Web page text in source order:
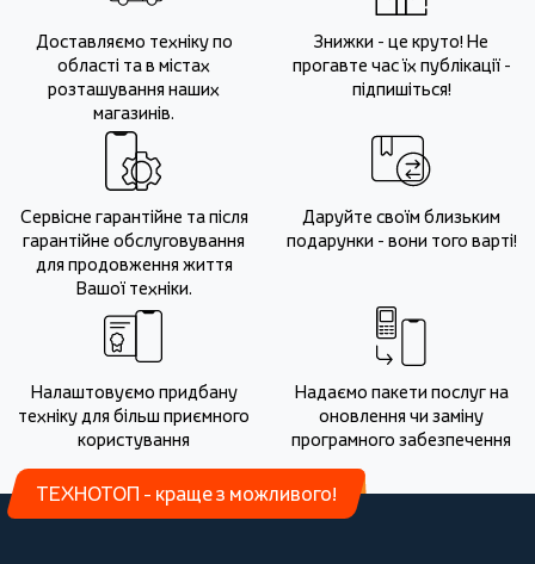
Доставляємо техніку по
області та в містах
розташування наших
магазинів.
Знижки - це круто! Не
прогавте час їх публікації -
підпишіться!
Сервісне гарантійне та після
гарантійне обслуговування
для продовження життя
Вашої техніки.
Даруйте своїм близьким
подарунки - вони того варті!
Налаштовуємо придбану
техніку для більш приємного
користування
Надаємо пакети послуг на
оновлення чи заміну
програмного забезпечення
ТЕХНОТОП - краще з можливого!